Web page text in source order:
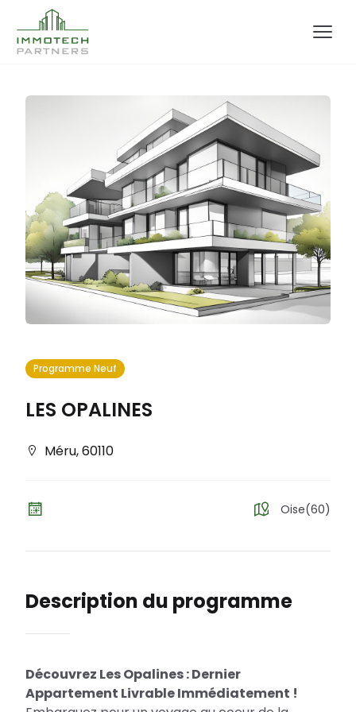
Programme Neuf
LES OPALINES
Méru,60110
Oise(60)
Description du programme
Découvrez Les Opalines : Dernier
Appartement Livrable Immédiatement !